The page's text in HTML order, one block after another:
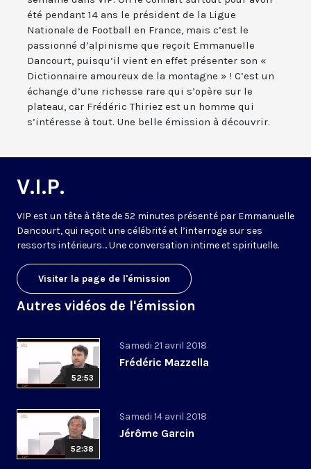
été pendant 14 ans le président de la Ligue
Nationale de Football en France, mais c’est le
passionné d’alpinisme que reçoit Emmanuelle
Dancourt, puisqu’il vient en effet présenter son «
Dictionnaire amoureux de la montagne » ! C’est un
échange d’une richesse rare qui s’opère sur le
plateau, car Frédéric Thiriez est un homme qui
s’intéresse à tout. Une belle émission à découvrir.
V.I.P.
VIP est un tête à tête de 52 minutes présenté par Emmanuelle
Dancourt, qui reçoit une célébrité et l’interroge sur ses
ressorts intérieurs… Une conversation intime et spirituelle.
Visiter la page de l'émission
Autres vidéos de l'émission
52:53
Samedi 21 avril 2018
Frédéric Mazzella
52:38
Samedi 14 avril 2018
Jérôme Garcin